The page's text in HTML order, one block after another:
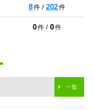
8件 / 202件
0件 / 0件
一覧